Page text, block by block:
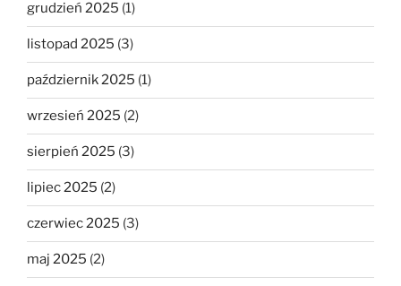
grudzień 2025 (1)
listopad 2025 (3)
październik 2025 (1)
wrzesień 2025 (2)
sierpień 2025 (3)
lipiec 2025 (2)
czerwiec 2025 (3)
maj 2025 (2)